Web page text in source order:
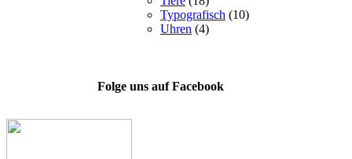
Typografisch (10)
Uhren (4)
Folge uns auf Facebook